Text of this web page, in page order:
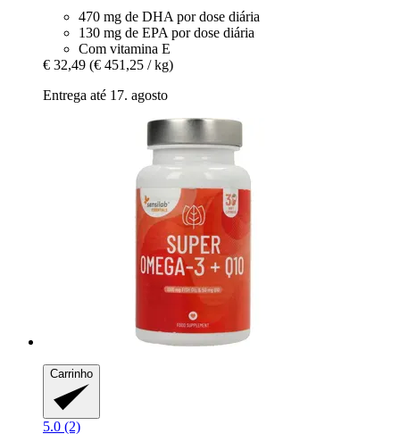
470 mg de DHA por dose diária
130 mg de EPA por dose diária
Com vitamina E
€ 32,49 (€ 451,25 / kg)
Entrega até 17. agosto
Carrinho
5.0 (2)